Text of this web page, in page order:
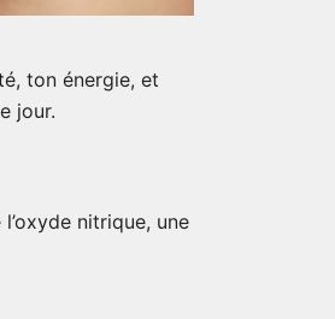
ton énergie, et
jour.
nitrique, une